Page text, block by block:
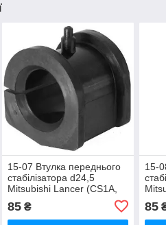
15-07 Втулка переднього
стабілізатора d24,5
Mitsubishi Lancer (CS1A,
CS9W) 2000-2009;
85₴
15-
85